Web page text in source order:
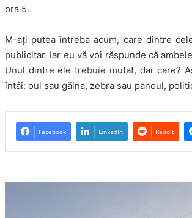
ora 5.
M-ați putea întreba acum, care dintre
publicitar. Iar eu vă voi răspunde că
Unul dintre ele trebuie mutat, dar care?
întâi: oul sau găina, zebra sau panoul,
Facebook LinkedIn Reddit